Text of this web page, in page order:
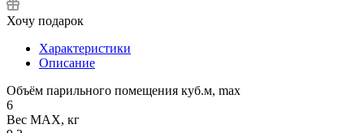
Хочу подарок
Характеристики
Описание
Объём парильного помещения куб.м, max
6
Вес МАХ, кг